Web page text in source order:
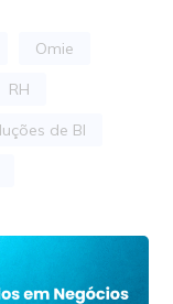
Omie
RH
de BI